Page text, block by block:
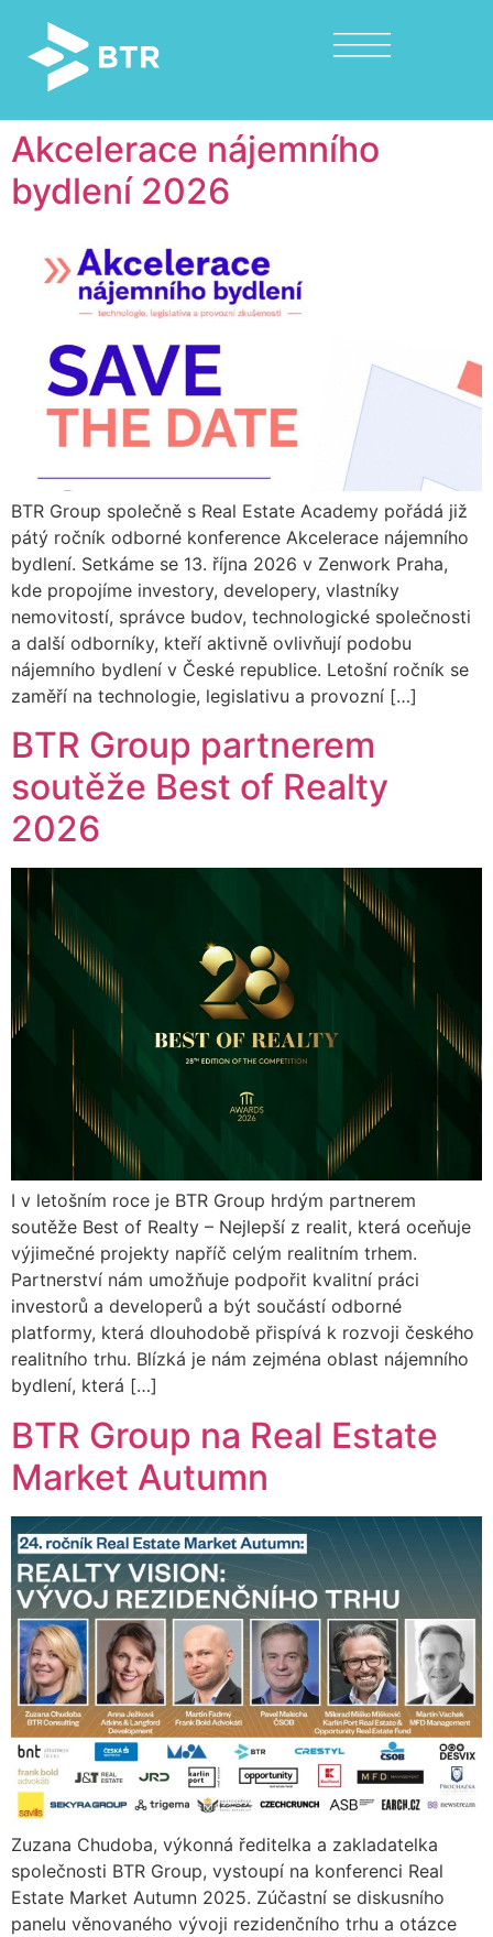
Akcelerace nájemního
bydlení 2026
BTR Group společně s Real Estate Academy pořádá již
pátý ročník odborné konference Akcelerace nájemního
bydlení. Setkáme se 13. října 2026 v Zenwork Praha,
kde propojíme investory, developery, vlastníky
nemovitostí, správce budov, technologické společnosti
a další odborníky, kteří aktivně ovlivňují podobu
nájemního bydlení v České republice. Letošní ročník se
zaměří na technologie, legislativu a provozní […]
BTR Group partnerem
soutěže Best of Realty
2026
I v letošním roce je BTR Group hrdým partnerem
soutěže Best of Realty – Nejlepší z realit, která oceňuje
výjimečné projekty napříč celým realitním trhem.
Partnerství nám umožňuje podpořit kvalitní práci
investorů a developerů a být součástí odborné
platformy, která dlouhodobě přispívá k rozvoji českého
realitního trhu. Blízká je nám zejména oblast nájemního
bydlení, která […]
BTR Group na Real Estate
Market Autumn
Zuzana Chudoba, výkonná ředitelka a zakladatelka
společnosti BTR Group, vystoupí na konferenci Real
Estate Market Autumn 2025. Zúčastní se diskusního
panelu věnovaného vývoji rezidenčního trhu a otázce